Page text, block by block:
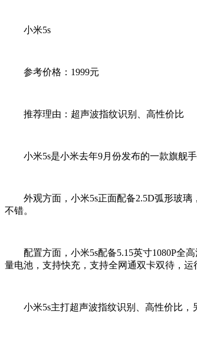
小米5s
参考价格：1999元
推荐理由：超声波指纹识别、高性价比
小米5s是小米去年9月份发布的一款旗舰手
外观方面，小米5s正面配备2.5D弧形玻璃
不错。
配置方面，小米5s配备5.15英寸1080P全高
量电池，支持快充，支持全网通双卡双待，运
小米5s主打超声波指纹识别、高性价比，